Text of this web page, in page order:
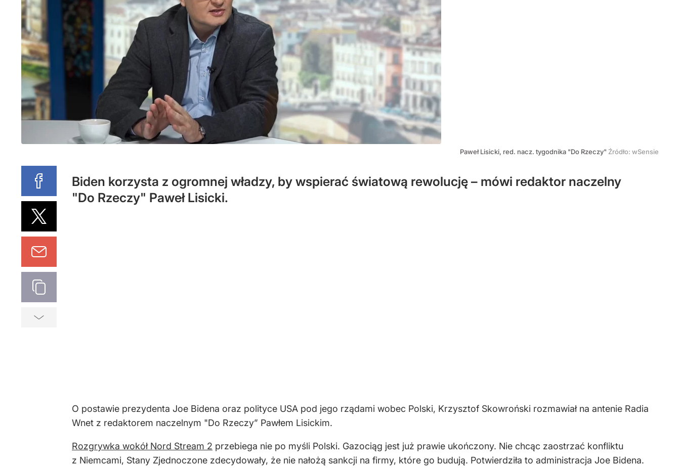
Paweł Lisicki, red. nacz. tygodnika "Do Rzeczy" Źródło: wSensie
Biden korzysta z ogromnej władzy, by wspierać światową rewolucję – mówi redaktor naczelny
"Do Rzeczy" Paweł Lisicki.
O postawie prezydenta Joe Bidena oraz polityce USA pod jego rządami wobec Polski, Krzysztof Skowroński rozmawiał na antenie Radia
Wnet z redaktorem naczelnym "Do Rzeczy” Pawłem Lisickim.
Rozgrywka wokół Nord Stream 2 przebiega nie po myśli Polski. Gazociąg jest już prawie ukończony. Nie chcąc zaostrzać konfliktu
z Niemcami, Stany Zjednoczone zdecydowały, że nie nałożą sankcji na firmy, które go budują. Potwierdziła to administracja Joe Bidena.